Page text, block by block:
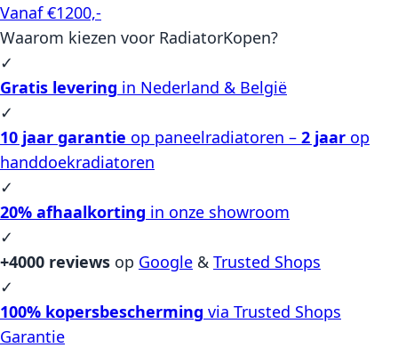
Vanaf €1200,-
Waarom kiezen voor RadiatorKopen?
✓
Gratis levering in Nederland & België
✓
10 jaar garantie op paneelradiatoren – 2 jaar op
handdoekradiatoren
✓
20% afhaalkorting in onze showroom
✓
+4000 reviews op Google & Trusted Shops
✓
100% kopersbescherming via Trusted Shops
Garantie